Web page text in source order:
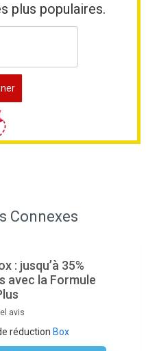
plus populaires.
Connexes
: jusqu’à 35%
avec la Formule
avis
réduction Box